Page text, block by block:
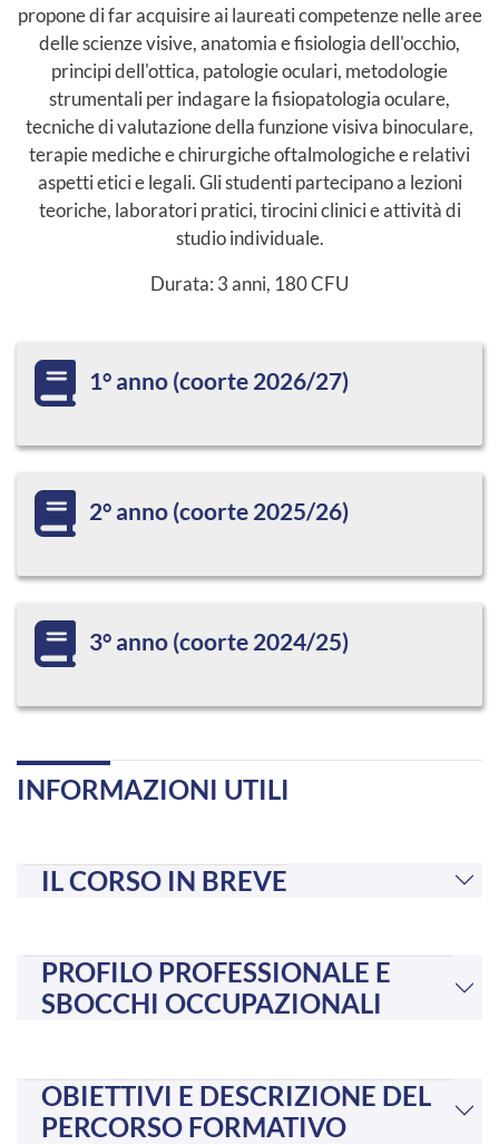
propone di far acquisire ai laureati competenze nelle aree
delle scienze visive, anatomia e fisiologia dell'occhio,
principi dell'ottica, patologie oculari, metodologie
strumentali per indagare la fisiopatologia oculare,
tecniche di valutazione della funzione visiva binoculare,
terapie mediche e chirurgiche oftalmologiche e relativi
aspetti etici e legali. Gli studenti partecipano a lezioni
teoriche, laboratori pratici, tirocini clinici e attività di
studio individuale.
Durata: 3 anni, 180 CFU
1° anno (coorte 2026/27)
2° anno (coorte 2025/26)
3° anno (coorte 2024/25)
INFORMAZIONI UTILI
IL CORSO IN BREVE
PROFILO PROFESSIONALE E
SBOCCHI OCCUPAZIONALI
OBIETTIVI E DESCRIZIONE DEL
PERCORSO FORMATIVO